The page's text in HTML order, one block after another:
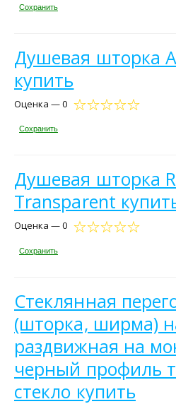
Сохранить
Душевая шторка
купить
Оценка — 0
Сохранить
Душевая шторка
Transparent
Оценка — 0
Сохранить
Стеклянная
(шторка, ширма)
раздвижная на
черный профиль
стекло купить